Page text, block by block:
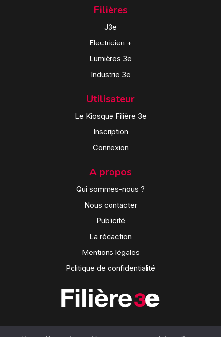
Filières
J3e
Electricien +
Lumières 3e
Industrie 3e
Utilisateur
Le Kiosque Filière 3e
Inscription
Connexion
A propos
Qui sommes-nous ?
Nous contacter
Publicité
La rédaction
Mentions légales
Politique de confidentialité